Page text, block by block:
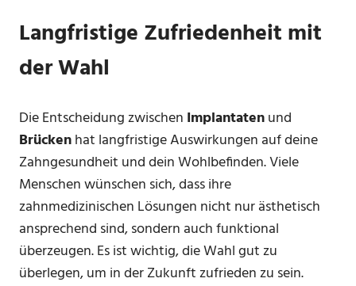
Langfristige Zufriedenheit mit
der Wahl
Die Entscheidung zwischen Implantatenund
Brückenhat langfristige Auswirkungen auf deine
Zahngesundheit und dein Wohlbefinden. Viele
Menschen wünschen sich, dass ihre
zahnmedizinischen Lösungen nicht nur ästhetisch
ansprechend sind, sondern auch funktional
überzeugen. Es ist wichtig, die Wahl gut zu
überlegen, um in der Zukunft zufrieden zu sein.